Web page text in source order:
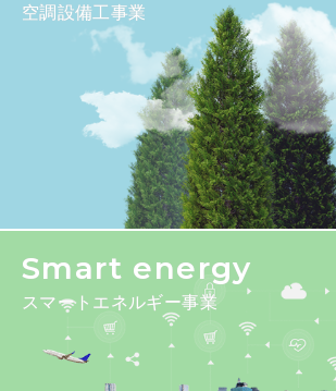
空調設備工事業
Smart energy
スマートエネルギー事業